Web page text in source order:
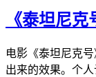
《泰坦尼
电影《泰坦尼克
出来的效果。个